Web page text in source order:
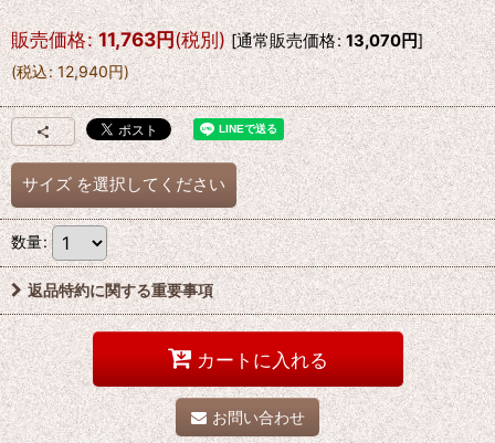
販売価格: 11,763円(税別) [通常販売価格: 13,070円]
(税込: 12,940円)
サイズ を選択してください
数量:
返品特約に関する重要事項
カートに入れる
お問い合わせ